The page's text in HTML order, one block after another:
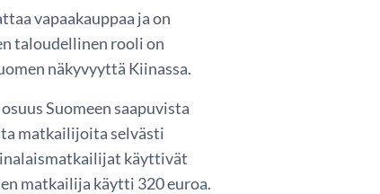
vapaakauppaa ja on
taloudellinen rooli on
näkyvyyttä Kiinassa.
Suomeen saapuvista
matkailijoita selvästi
käyttivät
matkailija käytti 320 euroa.